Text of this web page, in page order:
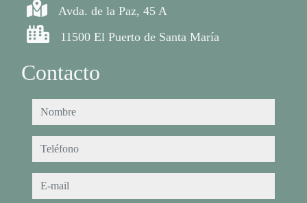
Avda. de la Paz, 45 A
11500 El Puerto de Santa María
Contacto
nombre
teléfono
e-mail